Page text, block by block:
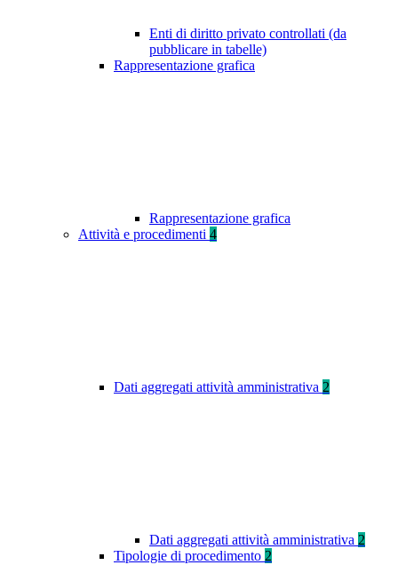
Enti di diritto privato controllati (da
pubblicare in tabelle)
Rappresentazione grafica
Rappresentazione grafica
Attività e procedimenti 4
Dati aggregati attività amministrativa 2
Dati aggregati attività amministrativa 2
Tipologie di procedimento 2